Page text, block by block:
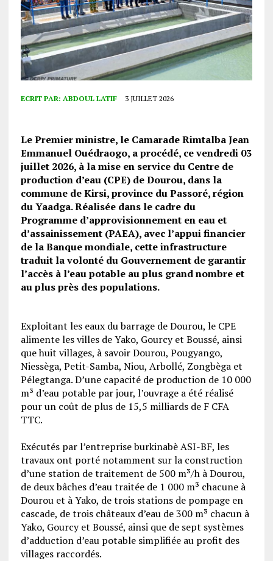
ECRIT PAR: ABDOUL LATIF 3 JUILLET 2026
Le Premier ministre, le Camarade Rimtalba Jean
Emmanuel Ouédraogo, a procédé, ce vendredi 03
juillet 2026, à la mise en service du Centre de
production d’eau (CPE) de Dourou, dans la
commune de Kirsi, province du Passoré, région
du Yaadga. Réalisée dans le cadre du
Programme d’approvisionnement en eau et
d’assainissement (PAEA), avec l’appui financier
de la Banque mondiale, cette infrastructure
traduit la volonté du Gouvernement de garantir
l’accès à l’eau potable au plus grand nombre et
au plus près des populations.
‎Exploitant les eaux du barrage de Dourou, le CPE
alimente les villes de Yako, Gourcy et Boussé, ainsi
que huit villages, à savoir Dourou, Pougyango,
Niessèga, Petit-Samba, Niou, Arbollé, Zongbèga et
Pélegtanga. D’une capacité de production de 10 000
m³ d’eau potable par jour, l’ouvrage a été réalisé
pour un coût de plus de 15,5 milliards de F CFA
TTC.
‎Exécutés par l’entreprise burkinabè ASI-BF, les
travaux ont porté notamment sur la construction
d’une station de traitement de 500 m³/h à Dourou,
de deux bâches d’eau traitée de 1 000 m³ chacune à
Dourou et à Yako, de trois stations de pompage en
cascade, de trois châteaux d’eau de 300 m³ chacun à
Yako, Gourcy et Boussé, ainsi que de sept systèmes
d’adduction d’eau potable simplifiée au profit des
villages raccordés.